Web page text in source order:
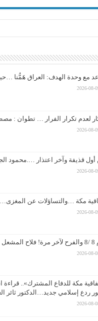
مع وحدة الهدف: العراق هَمُّنا
2026-08-
لعدم تكرار الفرار … تطوان :
2026-08-
أول قذيفة وآخر اعتذار ….محمود
2026-08-
مكة …والتساؤلات عن
2026-08-
2026-08-
مكة للدفاع المشترك».. قراءة
ردع إسلامي جديد…الدكتور ثائر
2026-08-